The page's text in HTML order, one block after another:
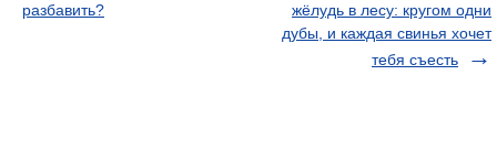
разбавить?
жёлудь в лесу: кругом одни
дубы, и каждая свинья хочет
тебя съесть